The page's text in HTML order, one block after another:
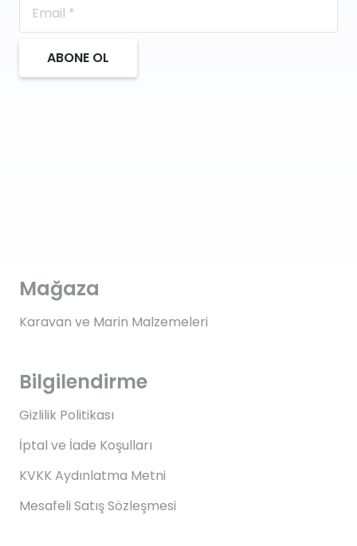
ABONE OL
Mağaza
Karavan ve Marin Malzemeleri
Bilgilendirme
Gizlilik Politikası
İptal ve İade Koşulları
KVKK Aydınlatma Metni
Mesafeli Satış Sözleşmesi